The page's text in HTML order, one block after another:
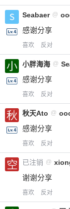
Seabaer @
感谢分享
喜欢 反对
小胖海海 @
感谢分享
喜欢 反对
秋天Ato @
感谢分享
喜欢 反对
已注销 @
谢谢分享
喜欢 反对